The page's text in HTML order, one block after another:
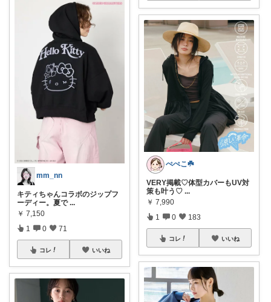
mm_nn
キティちゃんコラボのジップフ
ーディー。夏で ...
￥ 7,150
1 0 71
コレ いいね
ぺぺこ☘️
VERY掲載♡体型カバーもUV対
策も叶う♡ ...
￥ 7,990
1 0 183
コレ いいね